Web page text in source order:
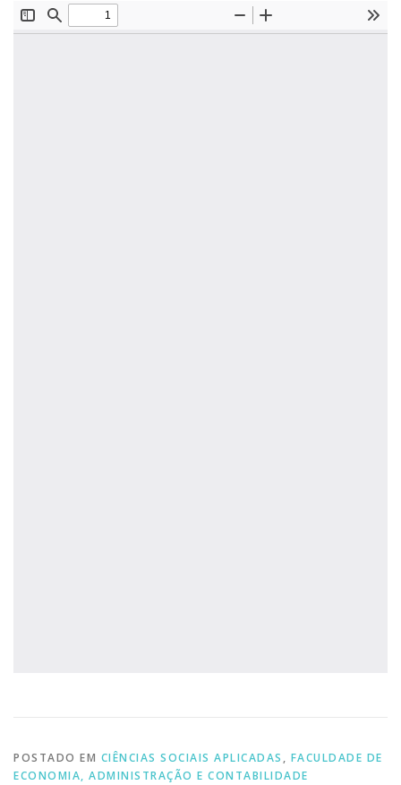
POSTADO EM CIÊNCIAS SOCIAIS APLICADAS, FACULDADE DE
ECONOMIA, ADMINISTRAÇÃO E CONTABILIDADE